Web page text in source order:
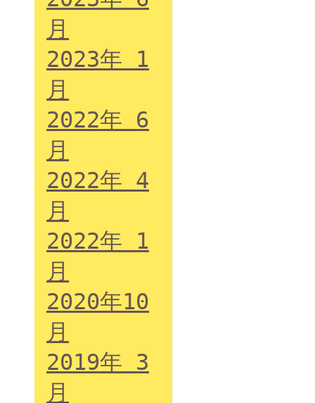
月
2023年 1
月
2022年 6
月
2022年 4
月
2022年 1
月
2020年10
月
2019年 3
月